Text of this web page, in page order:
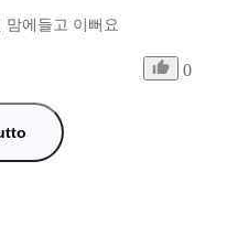
맘에들고 이뻐요
0